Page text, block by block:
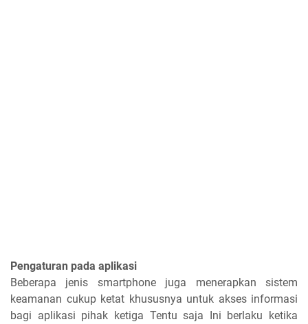
Pengaturan pada aplikasi
Beberapa jenis smartphone juga menerapkan sistem
keamanan cukup ketat khususnya untuk akses informasi
bagi aplikasi pihak ketiga Tentu saja Ini berlaku ketika